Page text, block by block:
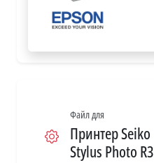
Файл для
Принтер
Stylus Photo